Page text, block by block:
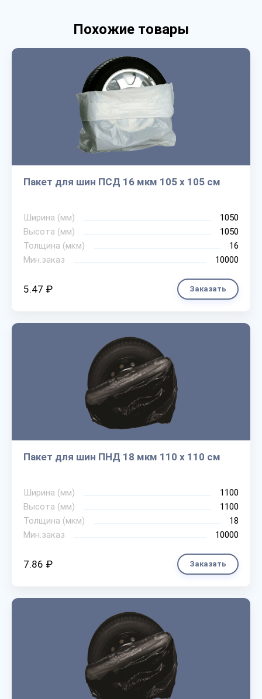
Похожие товары
Пакет для шин ПСД 16 мкм 105 х 105 см
Ширина (мм)
1050
Высота (мм)
1050
Толщина (мкм)
16
Мин.заказ
10000
5.47 ₽ Заказать
Пакет для шин ПНД 18 мкм 110 х 110 см
Ширина (мм)
1100
Высота (мм)
1100
Толщина (мкм)
18
Мин.заказ
10000
7.86 ₽ Заказать